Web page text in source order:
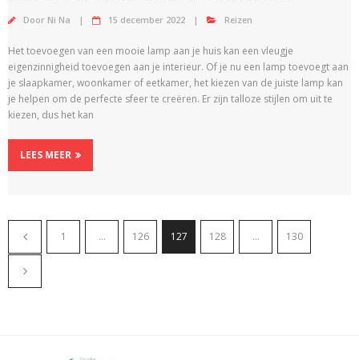
Door Ni Na 15 december 2022 Reizen
Het toevoegen van een mooie lamp aan je huis kan een vleugje
eigenzinnigheid toevoegen aan je interieur. Of je nu een lamp toevoegt aan
je slaapkamer, woonkamer of eetkamer, het kiezen van de juiste lamp kan
je helpen om de perfecte sfeer te creëren. Er zijn talloze stijlen om uit te
kiezen, dus het kan
LEES MEER
1 … 126 127 128 … 130